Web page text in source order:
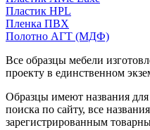
Пластик HPL
Пленка ПВХ
Полотно АГТ (МДФ)
Все образцы мебели
проекту в единственном
Образцы имеют названия
поиска по сайту, все
зарегистрированным